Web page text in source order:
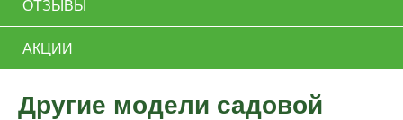
ОТЗЫВЫ
АКЦИИ
Другие модели садовой